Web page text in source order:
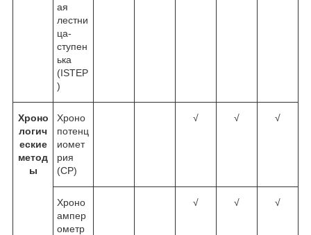
ая
лестни
ца-
ступен
ька
(ISTEP
)
Хроно
логич
еские
метод
ы
Хроно
потенц
иомет
рия
(CP)
√ √ √
Хроно
ампер
ометр
√ √ √